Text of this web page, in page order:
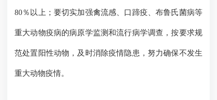
80％以上；要切实加强禽流感、口蹄疫、布鲁氏菌病等
重大动物疫病的病原学监测和流行病学调查，按要求规
范处置阳性动物，及时消除疫情隐患，努力确保不发生
重大动物疫情。